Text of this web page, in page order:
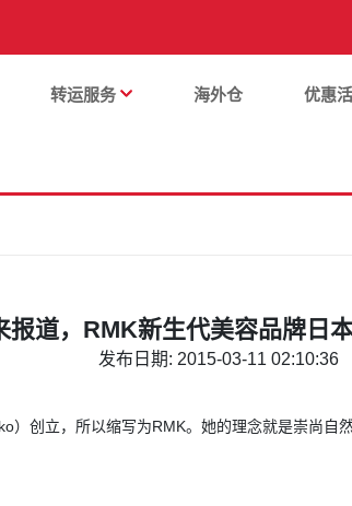
转运服务 海外仓 优惠
报道，RMK新生代美容品牌日
发布日期: 2015-03-11 02:10:36
创立，所以缩写为RMK。她的理念就是崇尚